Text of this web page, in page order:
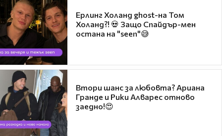
Ерлинг Холанд ghost-на Том
Холанд?! 💀 Защо Спайдър-мен
остана на "seen"😅
Втори шанс за любовта? Ариана
Гранде и Рики Алварес отново
заедно!😍